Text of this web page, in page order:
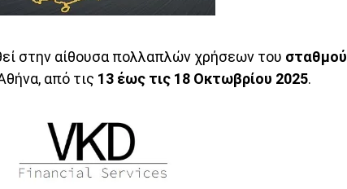
στην αίθουσα πολλαπλών χρήσεων του σταθμού
από τις 13 έως τις 18 Οκτωβρίου 2025.